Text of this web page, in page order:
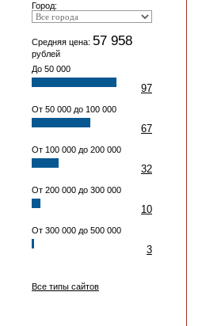
Город:
Средняя цена: 57 958
рублей
До 50 000
97
От 50 000 до 100 000
67
От 100 000 до 200 000
32
От 200 000 до 300 000
10
От 300 000 до 500 000
3
Все типы сайтов